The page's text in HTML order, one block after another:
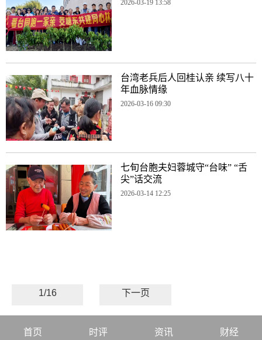
2026-03-19 13:58
台湾老兵后人回桂认亲 续写八十
年血脉情缘
2026-03-16 09:30
七旬台胞夫妇蓉城守“台味” “舌
尖”话交流
2026-03-14 12:25
1/16 下一页
首页 时评 资讯 财经